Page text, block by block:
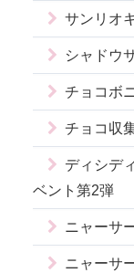
サンリオ
シャドウ
チョコボ
チョコ収
ディシデ
ベント第2弾
ニャーサ
ニャーサ